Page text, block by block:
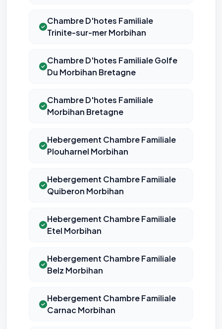
Chambre D'hotes Familiale
Trinite-sur-mer Morbihan
Chambre D'hotes Familiale Golfe
Du Morbihan Bretagne
Chambre D'hotes Familiale
Morbihan Bretagne
Hebergement Chambre Familiale
Plouharnel Morbihan
Hebergement Chambre Familiale
Quiberon Morbihan
Hebergement Chambre Familiale
Etel Morbihan
Hebergement Chambre Familiale
Belz Morbihan
Hebergement Chambre Familiale
Carnac Morbihan